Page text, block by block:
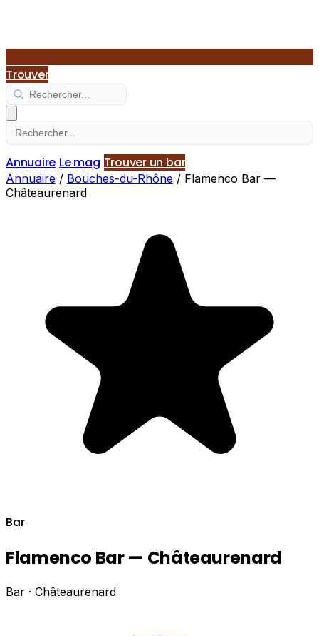
Trouver
Annuaire Le mag Trouver un bar
Annuaire / Bouches-du-Rhône / Flamenco Bar —
Châteaurenard
Bar
Flamenco Bar — Châteaurenard
Bar · Châteaurenard